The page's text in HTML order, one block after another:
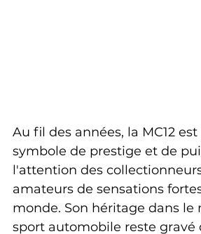
Au fil des années, la MC12
symbole de prestige et de
l'attention des
amateurs de sensations
monde. Son héritage dans le
sport automobile reste gravé